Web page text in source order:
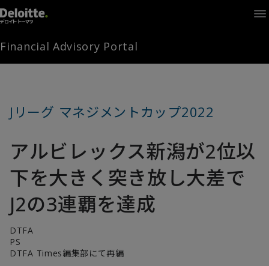
Home
Times
Channel
Library
お問い合わせ
FAMとは
FA Portal
ログイン
Financial Advisory Portal
Jリーグ マネジメントカップ2022
アルビレックス新潟が2位以
下を大きく突き放し大差で
J2の3連覇を達成
DTFA
PS
DTFA Times編集部にて再編